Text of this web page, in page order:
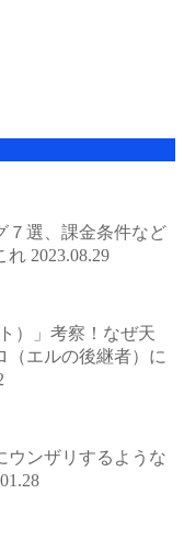
７選、課金条件など
れ 2023.08.29
）」考察！なぜ天
（エルの後継者）に
ウンザリするような